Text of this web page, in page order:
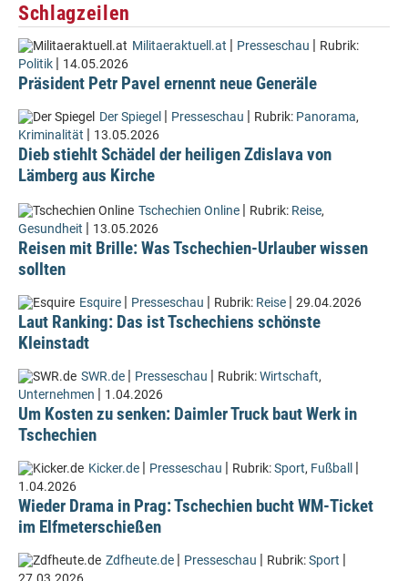
Schlagzeilen
Militaeraktuell.at | Presseschau | Rubrik:
Politik | 14.05.2026
Präsident Petr Pavel ernennt neue Generäle
Der Spiegel | Presseschau | Rubrik: Panorama,
Kriminalität | 13.05.2026
Dieb stiehlt Schädel der heiligen Zdislava von
Lämberg aus Kirche
Tschechien Online | Rubrik: Reise,
Gesundheit | 13.05.2026
Reisen mit Brille: Was Tschechien-Urlauber wissen
sollten
Esquire | Presseschau | Rubrik: Reise | 29.04.2026
Laut Ranking: Das ist Tschechiens schönste
Kleinstadt
SWR.de | Presseschau | Rubrik:Wirtschaft,
Unternehmen | 1.04.2026
Um Kosten zu senken: Daimler Truck baut Werk in
Tschechien
Kicker.de | Presseschau | Rubrik:Sport, Fußball |
1.04.2026
Wieder Drama in Prag: Tschechien bucht WM-Ticket
im Elfmeterschießen
Zdfheute.de | Presseschau | Rubrik:Sport |